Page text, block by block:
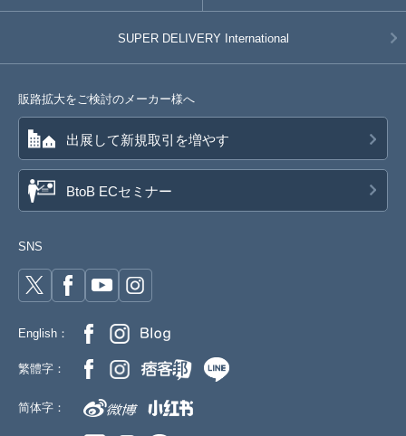
SUPER DELIVERY International
販路拡大をご検討のメーカー様へ
出展して新規取引を増やす
BtoB ECセミナー
SNS
English：
繁體字：
简体字：